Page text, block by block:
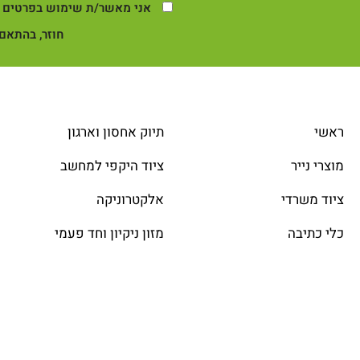
אני מאשר/ת שימוש בפרטים
חוזר,
ראשי
מוצרי נייר
ציוד משרדי
כלי כתיבה
תיוק אחסון וארגון
ציוד היקפי למחשב
אלקטרוניקה
מזון ניקיון וחד פעמי